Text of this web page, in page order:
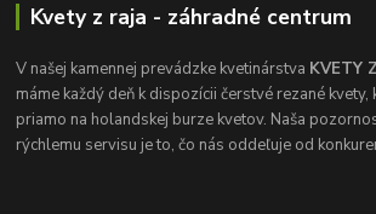
Kvety z raja - záhradné centrum
V našej kamennej prevádzke kvetinárstva KVETY
máme každý deň k dispozícii čerstvé rezané kvety,
priamo na holandskej burze kvetov. Naša
rýchlemu servisu je to, čo nás oddeľuje od